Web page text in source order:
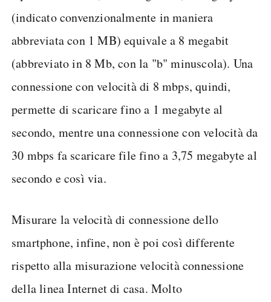
(indicato convenzionalmente in maniera
abbreviata con 1 MB) equivale a 8 megabit
(abbreviato in 8 Mb, con la "b" minuscola). Una
connessione con velocità di 8 mbps, quindi,
permette di scaricare fino a 1 megabyte al
secondo, mentre una connessione con velocità da
30 mbps fa scaricare file fino a 3,75 megabyte al
secondo e così via.
Misurare la velocità di connessione dello
smartphone, infine, non è poi così differente
rispetto alla misurazione velocità connessione
della linea Internet di casa. Molto